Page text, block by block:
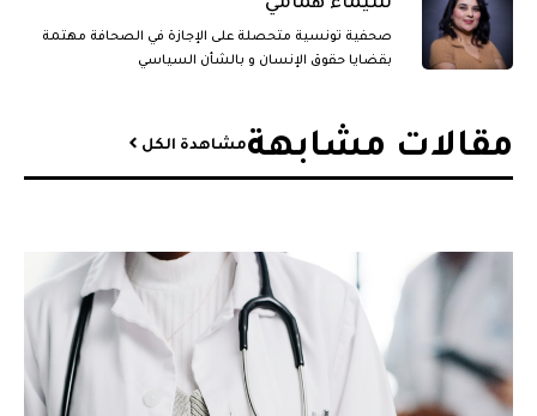
صحفية تونسية متحصلة على الإجازة في الصحافة مهتمة
بقضايا حقوق الإنسان و بالشأن السياسي
مقالات مشابهة​مشاهدة الكل